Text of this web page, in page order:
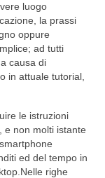
luogo
la prassi
oppure
ad tutti
causa di
in attuale tutorial,
le istruzioni
e non molti istante
ed del tempo in
righe